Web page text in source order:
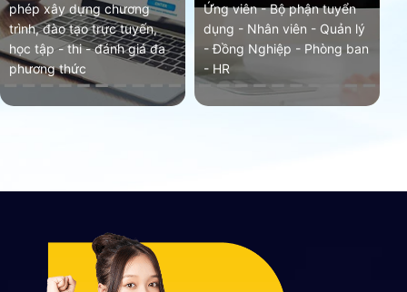
phép xây dựng chương
trình, đào tạo trực tuyến,
học tập - thi - đánh giá đa
phương thức
Ứng viên - Bộ phận tuyển
dụng - Nhân viên - Quản lý
- Đồng Nghiệp - Phòng ban
- HR